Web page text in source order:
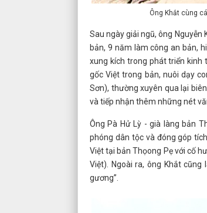
Ông Khắt cùng
Sau ngày giải ngũ, ông
bản, 9 năm làm công an bản,
xung kích trong phát triển kinh
gốc Việt trong bản, nuôi dạy
Sơn), thường xuyên qua lại
và tiếp nhận thêm những nét
Ông Pà Hử Lỳ - già làng bản
phóng dân tộc và đóng góp
Việt tại bản Thọong Pẹ với cố
Việt). Ngoài ra, ông Khắt
gương”.